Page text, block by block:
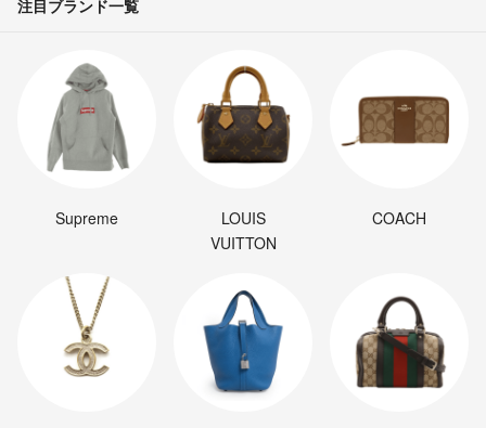
注目ブランド一覧
Supreme
LOUIS
VUITTON
COACH